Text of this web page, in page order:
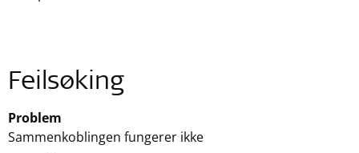
Feilsøking
Problem
Sammenkoblingen fungerer ikke